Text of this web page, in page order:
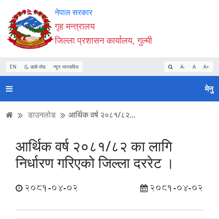
Accessibility
Mode
सुरु
गर्नुहोस्
सामाग्री
पढ्नुहाेस्
नेभिगेसन
पढ्नुहाेस्
वेबसाइट
खोजमा
जानुहोस्
नेपाल सरकार
गृह मन्त्रालय
जिल्ला प्रशासन कार्यालय, गुल्मी
EN डार्क मोड न्यून व्यान्डविथ A- A A+
मेनु
डाउनलोड आर्थिक वर्ष २०८१/८२...
आर्थिक वर्ष २०८१/८२ का लागि
निर्धारण गरिएको जिल्ला दररेट ।
2081-04-02 2081-04-02